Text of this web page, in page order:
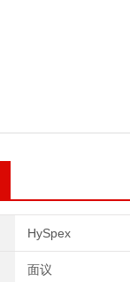
HySpex
面议